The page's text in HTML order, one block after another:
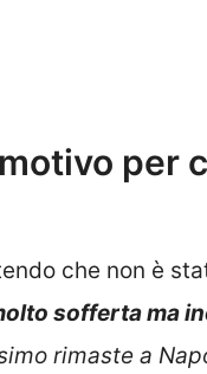
per
che non è
sofferta ma
rimaste a